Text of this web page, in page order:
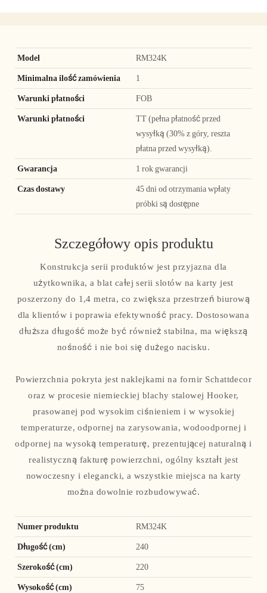
Model RM324K
Minimalna ilość zamówienia 1
Warunki płatności FOB
Warunki płatności
TT (pełna płatność przed
wysyłką (30% z góry, reszta
płatna przed wysyłką).
Gwarancja 1 rok gwarancji
Czas dostawy
45 dni od otrzymania wpłaty
próbki są dostępne
Szczegółowy opis produktu
Konstrukcja serii produktów jest przyjazna dla
użytkownika, a blat całej serii slotów na karty jest
poszerzony do 1,4 metra, co zwiększa przestrzeń biurową
dla klientów i poprawia efektywność pracy. Dostosowana
dłuższa długość może być również stabilna, ma większą
nośność i nie boi się dużego nacisku.
Powierzchnia pokryta jest naklejkami na fornir Schattdecor
oraz w procesie niemieckiej blachy stalowej Hooker,
prasowanej pod wysokim ciśnieniem i w wysokiej
temperaturze, odpornej na zarysowania, wodoodpornej i
odpornej na wysoką temperaturę, prezentującej naturalną i
realistyczną fakturę powierzchni, ogólny kształt jest
nowoczesny i elegancki, a wszystkie miejsca na karty
można dowolnie rozbudowywać.
Numer produktu RM324K
Długość (cm) 240
Szerokość (cm) 220
Wysokość (cm) 75